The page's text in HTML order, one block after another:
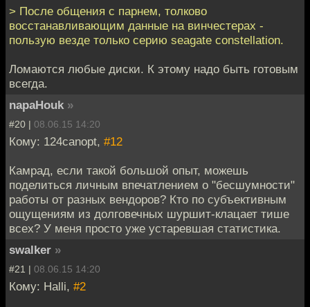
> После общения с парнем, толково
восстанавливающим данные на винчестерах -
пользую везде только серию seagate constellation.
Ломаются любые диски. К этому надо быть готовым
всегда.
napaHouk »
#20 | 08.06.15 14:20
Кому: 124canopt, #12
Камрад, если такой большой опыт, можешь
поделиться личным впечатлением о "бесшумности"
работы от разных вендоров? Кто по субъективным
ощущениям из долговечных шуршит-клацает тише
всех? У меня просто уже устаревшая статистика.
swalker »
#21 | 08.06.15 14:20
Кому: Halli, #2